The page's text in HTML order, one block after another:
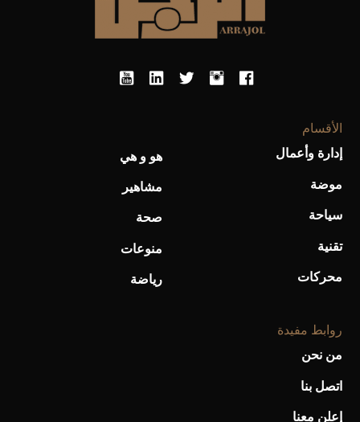
الأقسام
إدارة وأعمال
موضة
سياحة
تقنية
محركات
هو و هي
مشاهير
صحة
منوعات
رياضة
روابط مفيدة
من نحن
اتصل بنا
إعلن معنا